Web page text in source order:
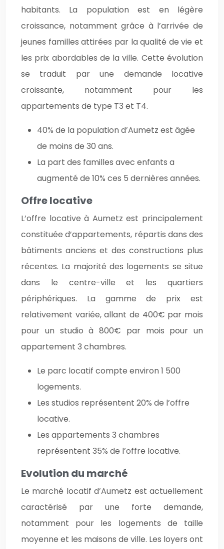
habitants. La population est en légère
croissance, notamment grâce à l’arrivée de
jeunes familles attirées par la qualité de vie et
les prix abordables de la ville. Cette évolution
se traduit par une demande locative
croissante, notamment pour les
appartements de type T3 et T4.
40% de la population d’Aumetz est âgée
de moins de 30 ans.
La part des familles avec enfants a
augmenté de 10% ces 5 dernières années.
Offre locative
L’offre locative à Aumetz est principalement
constituée d’appartements, répartis dans des
bâtiments anciens et des constructions plus
récentes. La majorité des logements se situe
dans le centre-ville et les quartiers
périphériques. La gamme de prix est
relativement variée, allant de 400€ par mois
pour un studio à 800€ par mois pour un
appartement 3 chambres.
Le parc locatif compte environ 1 500
logements.
Les studios représentent 20% de l’offre
locative.
Les appartements 3 chambres
représentent 35% de l’offre locative.
Evolution du marché
Le marché locatif d’Aumetz est actuellement
caractérisé par une forte demande,
notamment pour les logements de taille
moyenne et les maisons de ville. Les loyers ont